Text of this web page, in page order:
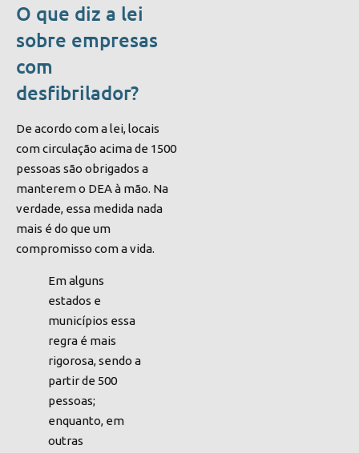
O que diz a lei
sobre empresas
com
desfibrilador?
De acordo com a lei, locais
com circulação acima de 1500
pessoas são obrigados a
manterem o DEA à mão. Na
verdade, essa medida nada
mais é do que um
compromisso com a vida.
Em alguns
estados e
municípios essa
regra é mais
rigorosa, sendo a
partir de 500
pessoas;
enquanto, em
outras